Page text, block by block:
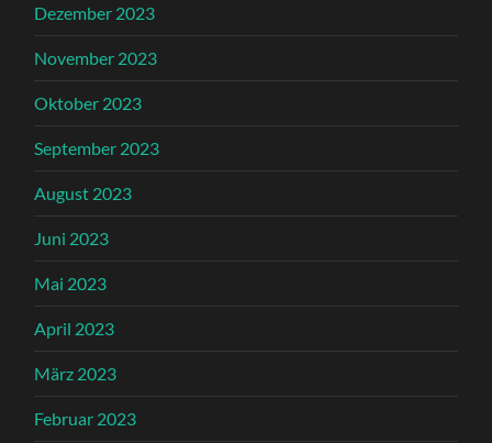
Dezember 2023
November 2023
Oktober 2023
September 2023
August 2023
Juni 2023
Mai 2023
April 2023
März 2023
Februar 2023